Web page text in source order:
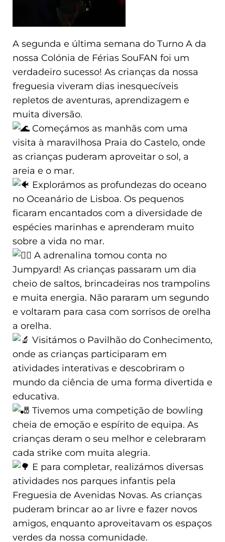
A segunda e última semana do Turno A da
nossa Colónia de Férias SouFAN foi um
verdadeiro sucesso! As crianças da nossa
freguesia viveram dias inesquecíveis
repletos de aventuras, aprendizagem e
muita diversão.
Começámos as manhãs com uma
visita à maravilhosa Praia do Castelo, onde
as crianças puderam aproveitar o sol, a
areia e o mar.
Explorámos as profundezas do oceano
no Oceanário de Lisboa. Os pequenos
ficaram encantados com a diversidade de
espécies marinhas e aprenderam muito
sobre a vida no mar.
A adrenalina tomou conta no
Jumpyard! As crianças passaram um dia
cheio de saltos, brincadeiras nos trampolins
e muita energia. Não pararam um segundo
e voltaram para casa com sorrisos de orelha
a orelha.
Visitámos o Pavilhão do Conhecimento,
onde as crianças participaram em
atividades interativas e descobriram o
mundo da ciência de uma forma divertida e
educativa.
Tivemos uma competição de bowling
cheia de emoção e espírito de equipa. As
crianças deram o seu melhor e celebraram
cada strike com muita alegria.
E para completar, realizámos diversas
atividades nos parques infantis pela
Freguesia de Avenidas Novas. As crianças
puderam brincar ao ar livre e fazer novos
amigos, enquanto aproveitavam os espaços
verdes da nossa comunidade.